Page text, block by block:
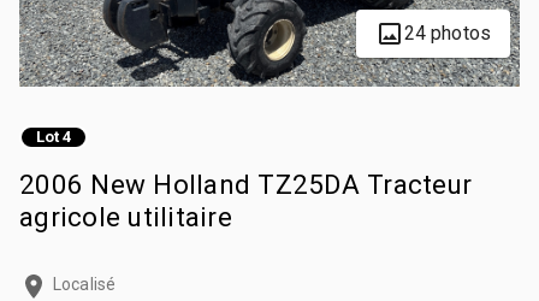
24 photos
Lot 4
2006 New Holland TZ25DA Tracteur
agricole utilitaire
Localisé